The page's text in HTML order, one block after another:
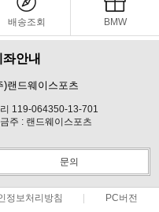
배송조회 BMW
좌안내
)랜드웨이스포츠
119-064350-13-701
주 : 랜드웨이스포츠
문의
정보처리방침 PC버전